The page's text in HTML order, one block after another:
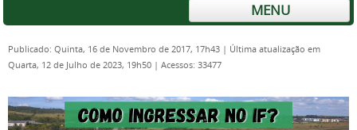
MENU
Publicado: Quinta, 16 de Novembro de 2017, 17h43 | Última atualização em
Quarta, 12 de Julho de 2023, 19h50 | Acessos: 33477